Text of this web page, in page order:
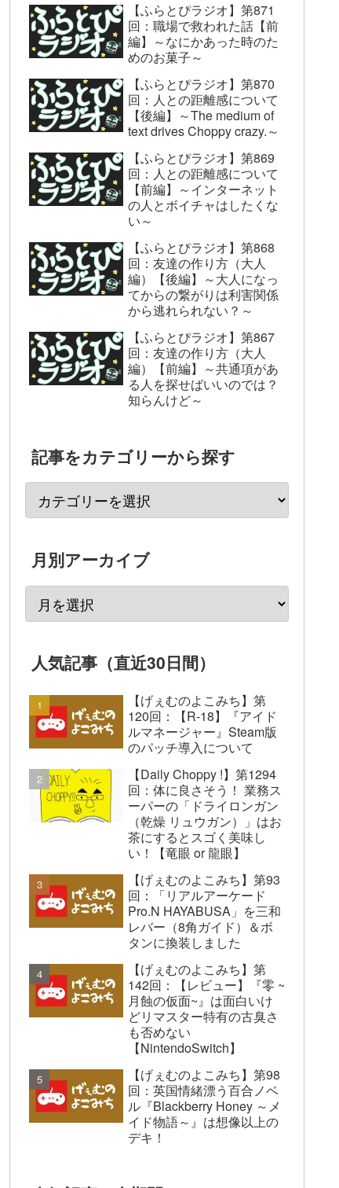
【ふらとぴラジオ】第871
回：職場で救われた話【前
編】～なにかあった時のた
めのお菓子～
【ふらとぴラジオ】第870
回：人との距離感について
【後編】～The medium of
text drives Choppy crazy.～
【ふらとぴラジオ】第869
回：人との距離感について
【前編】～インターネット
の人とボイチャはしたくな
い～
【ふらとぴラジオ】第868
回：友達の作り方（大人
編）【後編】～大人になっ
てからの繋がりは利害関係
から逃れられない？～
【ふらとぴラジオ】第867
回：友達の作り方（大人
編）【前編】～共通項があ
る人を探せばいいのでは？
知らんけど～
記事をカテゴリーから探す
月別アーカイブ
人気記事（直近30日間）
【げぇむのよこみち】第
120回：【R-18】『アイド
ルマネージャー』Steam版
のパッチ導入について
【Daily Choppy !】第1294
回：体に良さそう！ 業務ス
ーパーの「ドライロンガン
（乾燥 リュウガン）」はお
茶にするとスゴく美味し
い！【竜眼 or 龍眼】
【げぇむのよこみち】第93
回：「リアルアーケード
Pro.N HAYABUSA」を三和
レバー（8角ガイド）＆ボ
タンに換装しました
【げぇむのよこみち】第
142回：【レビュー】『零 ~
月蝕の仮面~』は面白いけ
どリマスター特有の古臭さ
も否めない
【NintendoSwitch】
【げぇむのよこみち】第98
回：英国情緒漂う百合ノベ
ル『Blackberry Honey ～メ
イド物語～』は想像以上の
デキ！